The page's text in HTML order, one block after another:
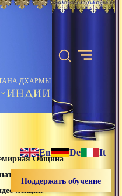
ДХАРМЫ
Община
Дхармы
лекции/
En De It
Поддержать обучение